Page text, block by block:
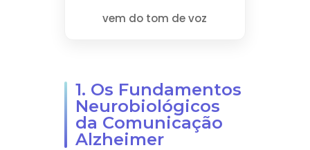
vem do tom de voz
1. Os Fundamentos
Neurobiológicos
da Comunicação
Alzheimer